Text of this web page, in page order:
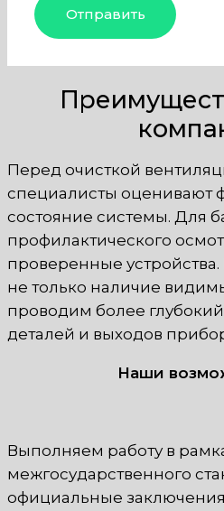
Перед очисткой
специалисты оценивают
состояние системы. Для
профилактического
проверенные
не только наличие
проводим более
деталей и выходов
Наши
Выполняем работу в
межгосударственного
официальные